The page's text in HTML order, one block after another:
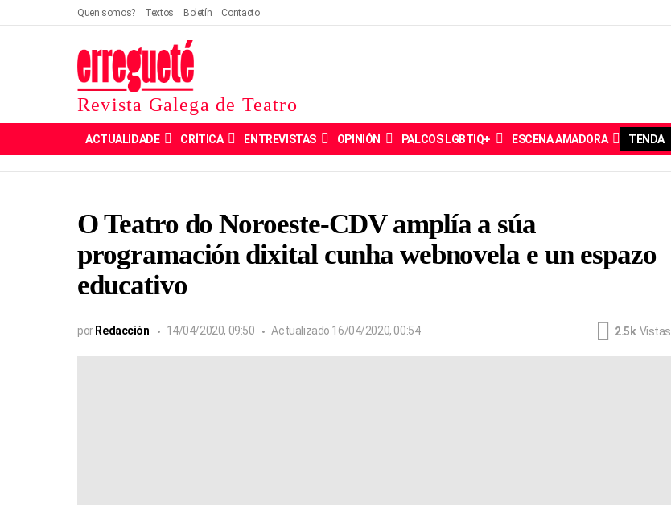
Quen somos? Textos Boletín Contacto
Revista Galega de Teatro
ACTUALIDADE CRÍTICA ENTREVISTAS OPINIÓN PALCOS LGBTIQ+ ESCENA AMADORA TENDA
O Teatro do Noroeste-CDV amplía a súa
programación dixital cunha webnovela e un espazo
educativo
por Redacción 14/04/2020, 09:50 Actualizado 16/04/2020, 00:54 2.5k Vistas